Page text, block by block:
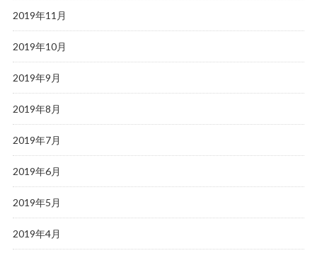
2019年11月
2019年10月
2019年9月
2019年8月
2019年7月
2019年6月
2019年5月
2019年4月